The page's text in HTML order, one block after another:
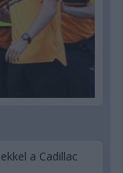
a Cadillac